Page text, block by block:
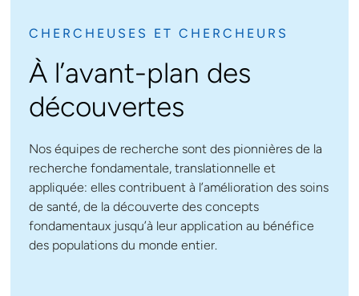
CHERCHEUSES ET CHERCHEURS
À l’avant-plan des
découvertes
Nos équipes de recherche sont des pionnières de la
recherche fondamentale, translationnelle et
appliquée: elles contribuent à l’amélioration des soins
de santé, de la découverte des concepts
fondamentaux jusqu’à leur application au bénéfice
des populations du monde entier.